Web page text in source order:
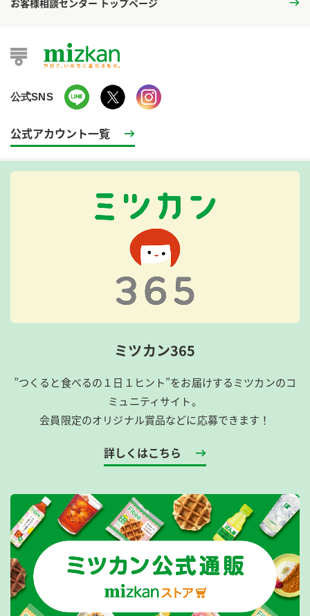
お客様相談センター トップページ
公式SNS
公式アカウント一覧
ミツカン365
”つくると食べるの１日１ヒント”をお届けするミツカンのコ
ミュニティサイト。
会員限定のオリジナル賞品などに応募できます！
詳しくはこちら